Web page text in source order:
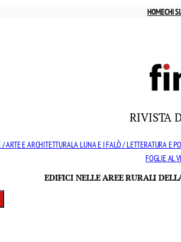
HOMECHI
RIVISTA
ARTE E ARCHITETTURALA LUNA E I FALÒ / LETTERATURA E
FOGLIE AL
EDIFICI NELLE AREE RURALI